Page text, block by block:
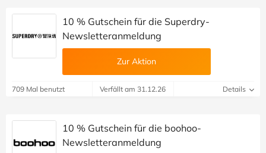
10 % Gutschein für die Superdry-
Newsletteranmeldung
Zur Aktion
709 Mal benutzt Verfällt am 31.12.26 Details
10 % Gutschein für die boohoo-
Newsletteranmeldung